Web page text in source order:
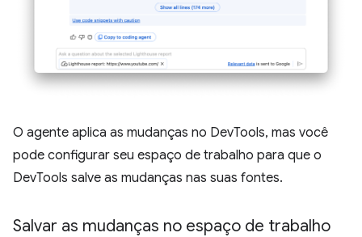
O agente aplica as mudanças no DevTools, mas você
pode configurar seu espaço de trabalho para que o
DevTools salve as mudanças nas suas fontes.
Salvar as mudanças no espaço de trabalho